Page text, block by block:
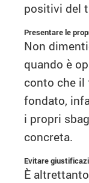
positivi del
Presentare le
Non
quando è
conto che il
fondato,
i propri
concreta.
Evitare
È